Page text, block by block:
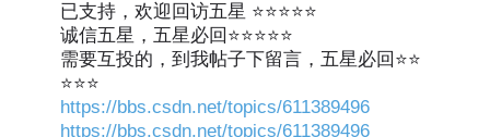
已支持，欢迎回访五星 ⭐⭐⭐⭐⭐
诚信五星，五星必回⭐⭐⭐⭐⭐
需要互投的，到我帖子下留言，五星必回⭐⭐
⭐⭐⭐
https://bbs.csdn.net/topics/611389496
https://bbs.csdn.net/topics/611389496